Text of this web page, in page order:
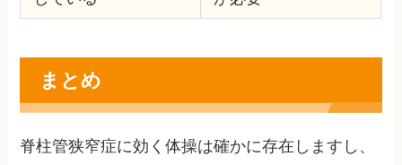
まとめ
脊柱管狭窄症に効く体操は確かに存在しますし、